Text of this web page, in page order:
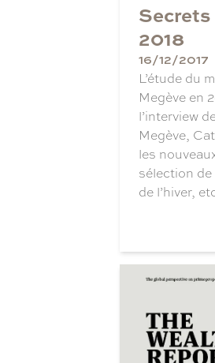
Secrets
2018
16/12/2017
L’étude du
Megève en
l’interview
Megève,
les
sélection
de l’hiver,